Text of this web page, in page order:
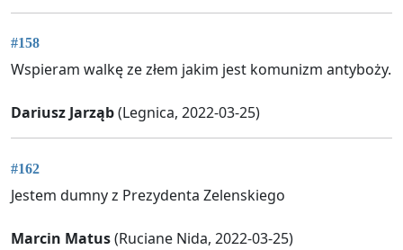
#158
Wspieram walkę ze złem jakim jest komunizm antyboży.
Dariusz Jarząb(Legnica, 2022-03-25)
#162
Jestem dumny z Prezydenta Zelenskiego
Marcin Matus(Ruciane Nida, 2022-03-25)